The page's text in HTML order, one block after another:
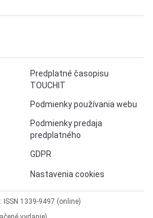
Predplatné časopisu
TOUCHIT
Podmienky používania webu
Podmienky predaja
predplatného
GDPR
Nastavenia cookies
1339-9497 (online)